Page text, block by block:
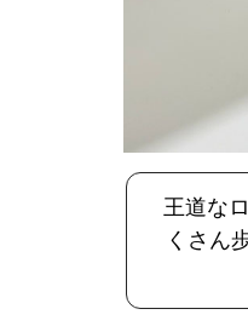
王道な
くさん